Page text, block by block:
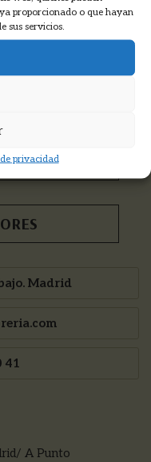
proporcionado o que hayan
sus servicios.
privacidad
y mucho más...
Madrid
41
A Punto